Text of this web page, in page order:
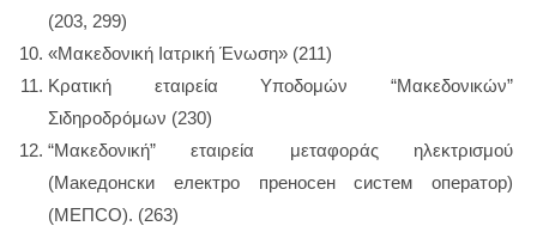
(203, 299)
«Μακεδονική Ιατρική Ένωση» (211)
Κρατική εταιρεία Υποδομών “Μακεδονικών”
Σιδηροδρόμων (230)
“Μακεδονική” εταιρεία μεταφοράς ηλεκτρισμού
(Македонски електро преносен систем оператор)
(MEΠCO). (263)